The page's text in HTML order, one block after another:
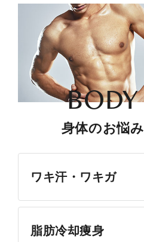
BODY
身体のお悩み
ワキ汗・ワキガ
脂肪冷却痩身